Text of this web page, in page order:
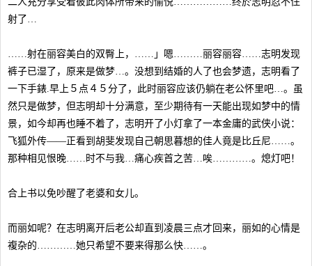
射了…
……射在丽容美白的双臀上，……」嗯………丽容丽容……志明发现
裤子已湿了，原来是做梦…。没想到结婚的人了也会梦遗，志明看了
一下手錶.早上５点４５分了，此时丽容应该仍躺在老公怀里吧…。虽
然只是做梦，但志明却十分满意，至少期待有一天能出现如梦中的情
景，如今却再也睡不着了，志明开了小灯拿了一本金庸的武侠小说：
飞狐外传——正看到胡斐发现自己朝思暮想的佳人竟是比丘尼……。
那种相见恨晚……时不与我…痛心疾首之苦…唉…………。熄灯吧！
合上书以免吵醒了老婆和女儿。
而丽如呢？在志明离开后老公却直到凌晨三点才回来，丽如的心情是
複杂的…………她只希望不要来得那么快……。